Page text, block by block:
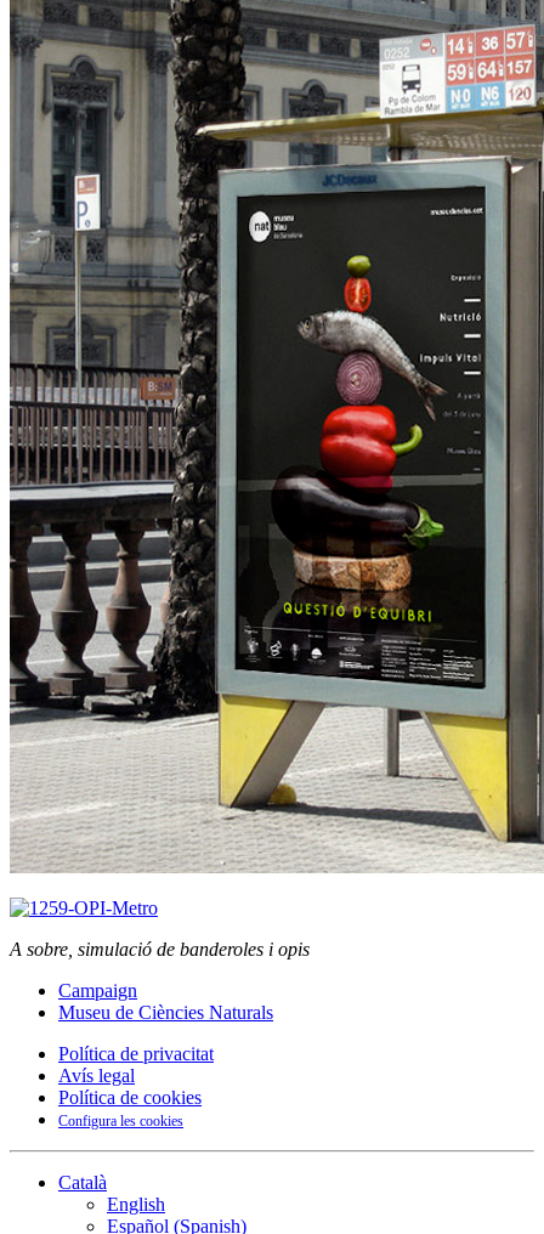
A sobre, simulació de banderoles i opis
Campaign
Museu de Ciències Naturals
Política de privacitat
Avís legal
Política de cookies
Configura les cookies
Català
English
Español (Spanish)